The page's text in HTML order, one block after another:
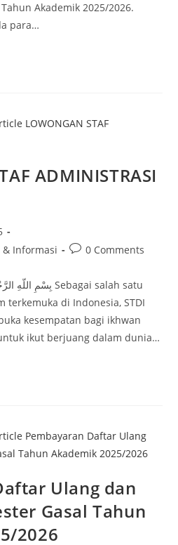
Akademik 2025/2026.
para…
ADMINISTRASI
& Informasi
Post0 Comments
terkemuka di Indonesia, STDI
kesempatan bagi ikhwan
ikut berjuang dalam dunia…
Ulang dan
Gasal Tahun
2026